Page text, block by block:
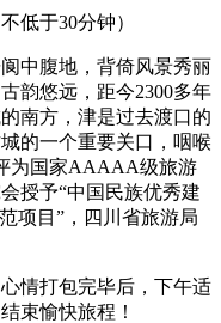
低于30分钟）
中腹地，背倚风景秀丽
韵悠远，距今2300多年
南方，津是过去渡口的
的一个重要关口，咽喉
为国家AAAAA级旅游
授予“中国民族优秀建
项目”，四川省旅游局
情打包完毕后，下午适
束愉快旅程！